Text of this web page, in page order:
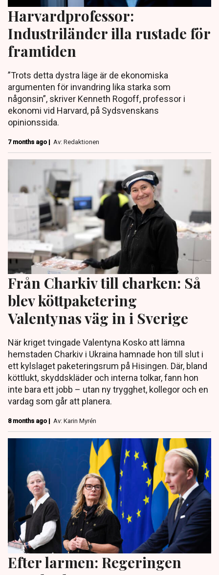
Harvardprofessor:
Industriländer illa rustade för
framtiden
”Trots detta dystra läge är de ekonomiska
argumenten för invandring lika starka som
någonsin”, skriver Kenneth Rogoff, professor i
ekonomi vid Harvard, på Sydsvenskans
opinionssida.
7 months ago | Av: Redaktionen
Från Charkiv till charken: Så
blev köttpaketering
Valentynas väg in i Sverige
När kriget tvingade Valentyna Kosko att lämna
hemstaden Charkiv i Ukraina hamnade hon till slut i
ett kylslaget paketeringsrum på Hisingen. Där, bland
köttlukt, skyddskläder och interna tolkar, fann hon
inte bara ett jobb – utan ny trygghet, kollegor och en
vardag som går att planera.
8 months ago | Av: Karin Myrén
Efter larmen: Regeringen